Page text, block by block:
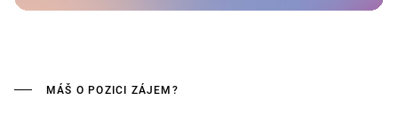
MÁŠ O POZICI ZÁJEM?